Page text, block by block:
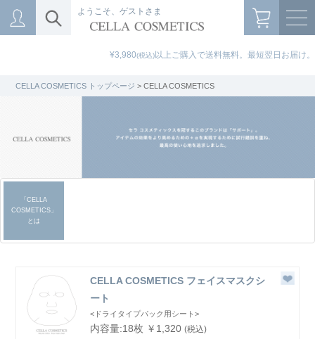
ようこそ、ゲストさま
¥3,980(税込)以上ご購入で送料無料。最短翌日お届け。
CELLA COSMETICS トップページ > CELLA COSMETICS
「CELLA
COSMETICS」
とは
CELLA COSMETICS フェイスマスクシ
ート
<ドライタイプパック用シート>
内容量:18枚 ￥1,320 (税込)